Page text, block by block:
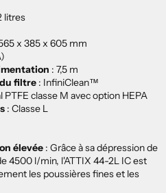
litres
x 385 x 605 mm
: 7,5 m
filtre : InfiniClean™
PTFE classe M avec option HEPA
: Classe L
élevée : Grâce à sa dépression de
4500 l/min, l'ATTIX 44-2L IC est
les poussières fines et les